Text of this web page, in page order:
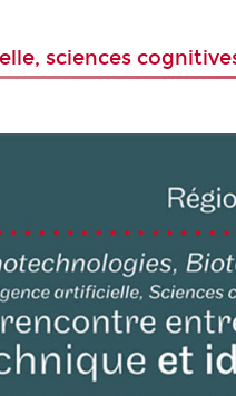
sciences